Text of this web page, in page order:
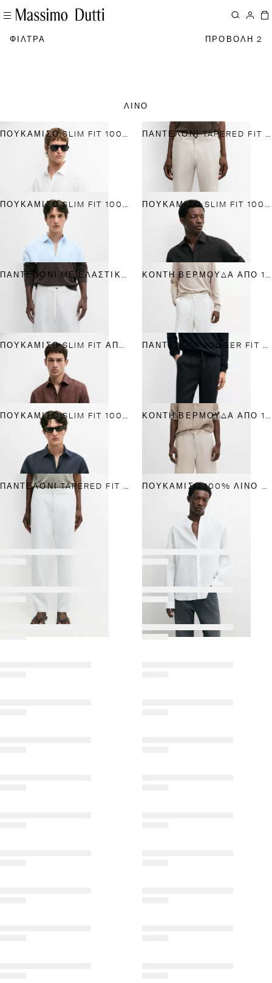
ΦΙΛΤΡΑ ΠΡΟΒΟΛΗ 2
ΛΙΝΟ
ΠΟΥΚΆΜΙΣΟ SLIM FIT 100% ΛΙΝΌ ΠΑΝΤΕΛΌΝΙ TAPERED FIT ΑΠΌ ΛΙΝΌ
ΠΟΥΚΆΜΙΣΟ SLIM FIT 100% ΛΙΝΌ ΠΟΥΚΆΜΙΣΟ SLIM FIT 100% ΛΙΝΌ
ΠΑΝΤΕΛΌΝΙ ΜΕ ΕΛΑΣΤΙΚΉ ΜΈΣΗ ΑΠΌ 100% ΛΙΝΌ ΚΟΝΤΉ ΒΕΡΜΟΎΔΑ ΑΠΌ 100% ΛΙΝΌ
ΠΟΥΚΆΜΙΣΟ SLIM FIT ΑΠΌ 100% ΛΙΝΌ ΠΑΝΤΕΛΌΝΙ JOGGER FIT ΑΠΌ ΛΙΝΌ
ΠΟΥΚΆΜΙΣΟ SLIM FIT 100% ΛΙΝΌ ΚΟΝΤΉ ΒΕΡΜΟΎΔΑ ΑΠΌ 100% ΛΙΝΌ
ΠΑΝΤΕΛΌΝΙ TAPERED FIT ΑΠΌ ΛΙΝΌ ΠΟΥΚΆΜΙΣΟ 100% ΛΙΝΌ REGULAR FIT ΜΕ ΓΙΑΚΆ ΜΆΟ